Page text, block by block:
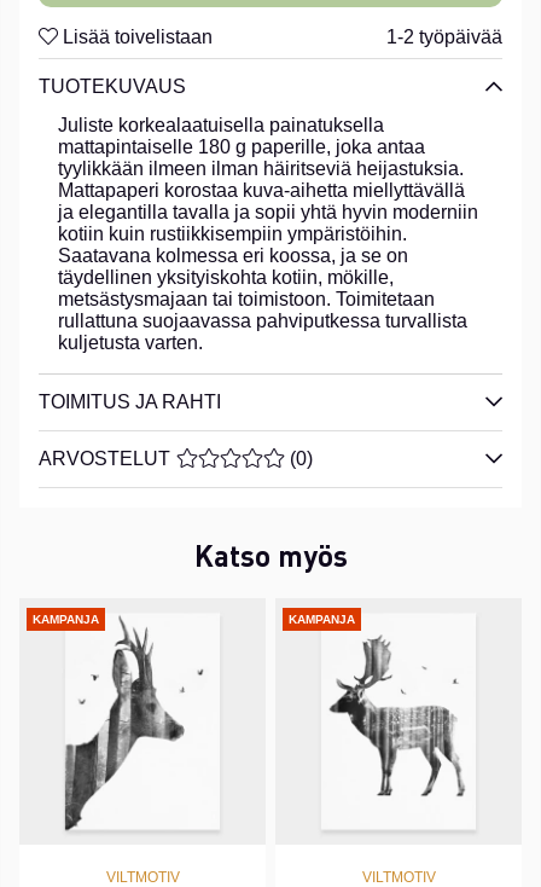
Lisää toivelistaan 1-2 työpäivää
TUOTEKUVAUS
Juliste korkealaatuisella painatuksella
mattapintaiselle 180 g paperille, joka antaa
tyylikkään ilmeen ilman häiritseviä heijastuksia.
Mattapaperi korostaa kuva-aihetta miellyttävällä
ja elegantilla tavalla ja sopii yhtä hyvin moderniin
kotiin kuin rustiikkisempiin ympäristöihin.
Saatavana kolmessa eri koossa, ja se on
täydellinen yksityiskohta kotiin, mökille,
metsästysmajaan tai toimistoon. Toimitetaan
rullattuna suojaavassa pahviputkessa turvallista
kuljetusta varten.
TOIMITUS JA RAHTI
ARVOSTELUT KESKIARVOLUOKITUS 0 / 5
(0)
Katso myös
KAMPANJA
VILTMOTIV
KAMPANJA
VILTMOTIV